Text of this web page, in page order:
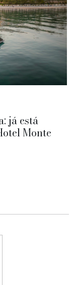
já está
Monte